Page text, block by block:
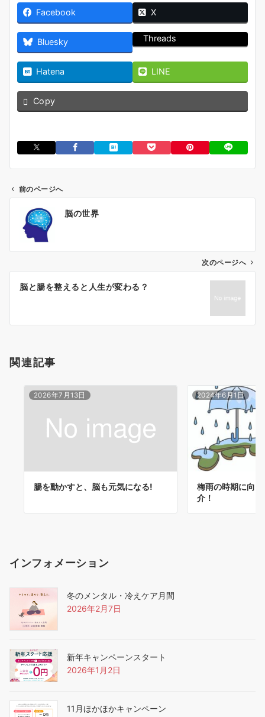
Facebook X
Bluesky Threads
Hatena LINE
Copy
ン
前のページへ
脳の世界
次のページへ
脳と腸を整えると人生が変わる？
関連記事
2026年7月13日
腸を動かすと、脳も元気になる!
2024年6月1日
梅雨の時期に向
介！
インフォメーション
冬のメンタル・冷えケア月間
2026年2月7日
新年キャンペーンスタート
2026年1月2日
11月ほかほかキャンペーン